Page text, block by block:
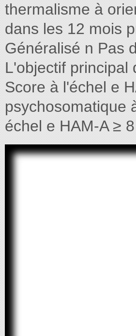
thermalisme à
dans les 12 mois
Généralisé n Pas
L'objectif principal
Score à l'échel e
psychosomatique
échel e HAM-A ≥ 8